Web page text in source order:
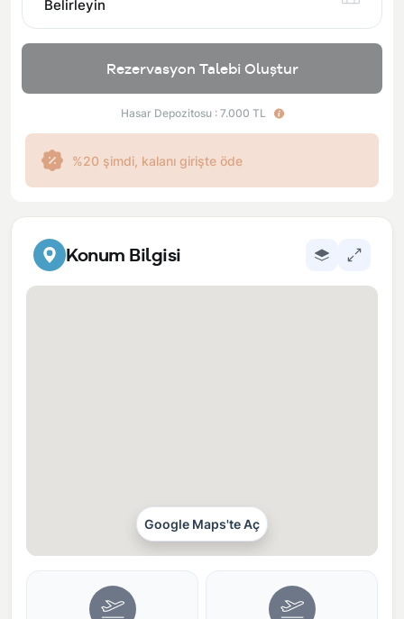
Konum Bilgisi
Google Maps'te Aç
Belirleyin
Rezervasyon Talebi Oluştur
Hasar Depozitosu : 7.000 TL
%20 şimdi, kalanı girişte öde